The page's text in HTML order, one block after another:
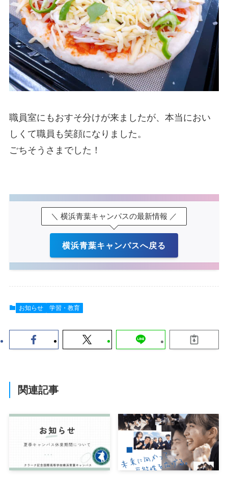
職員室にもおすそ分けが来ましたが、本当におい
しくて職員も笑顔になりました。
ごちそうさまでした！
＼ 横浜青葉キャンパスの最新情報 ／
横浜青葉キャンパスへ戻る
お知らせ 学習・教育
関連記事